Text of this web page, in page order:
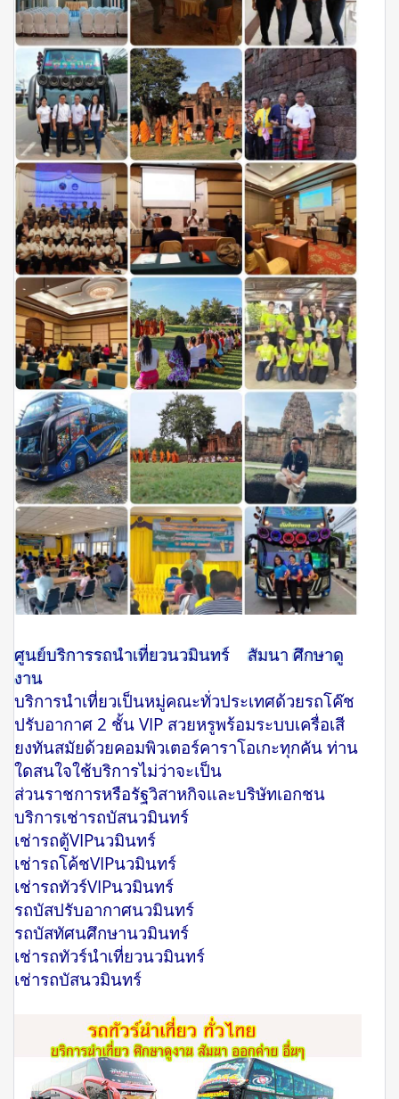
ศูนย์บริการรถนำเที่ยวนวมินทร์ สัมนา ศึกษาดู
งาน
บริการนำเที่ยวเป็นหมู่คณะทั่วประเทศด้วยรถโค๊ช
ปรับอากาศ 2 ชั้น VIP สวยหรูพร้อมระบบเครื่อเสี
ยงทันสมัยด้วยคอมพิวเตอร์คาราโอเกะทุกคัน ท่าน
ใดสนใจใช้บริการไม่ว่าจะเป็น
ส่วนราชการหรือรัฐวิสาหกิจและบริษัทเอกชน
บริการเช่ารถบัสนวมินทร์
เช่ารถตู้VIPนวมินทร์
เช่ารถโค้ชVIPนวมินทร์
เช่ารถทัวร์VIPนวมินทร์
รถบัสปรับอากาศนวมินทร์
รถบัสทัศนศึกษานวมินทร์
เช่ารถทัวร์นำเที่ยวนวมินทร์
เช่ารถบัสนวมินทร์